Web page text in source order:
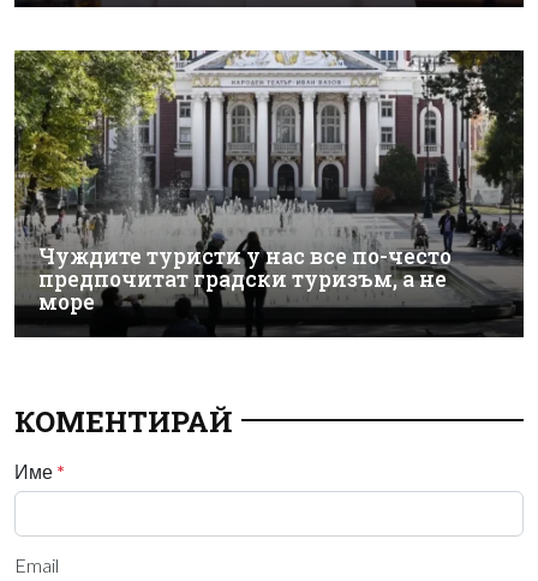
Чуждите туристи у нас все по-често
предпочитат градски туризъм, а не
море
КОМЕНТИРАЙ
Име *
Email